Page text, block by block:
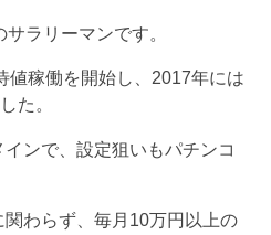
ラリーマンです。
値稼働を開始し、2017年には
た。
ンで、設定狙いもパチンコ
わらず、毎月10万円以上の